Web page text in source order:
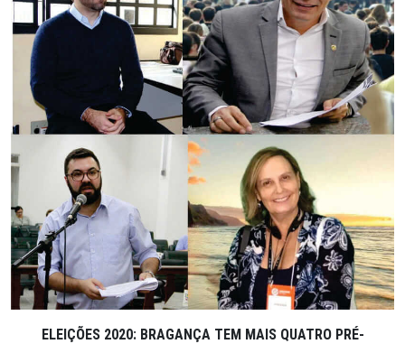
ELEIÇÕES 2020: BRAGANÇA TEM MAIS QUATRO PRÉ-